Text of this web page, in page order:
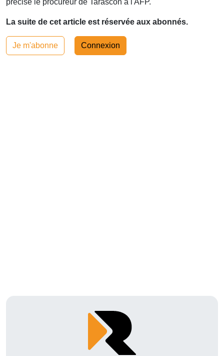
précisé le procureur de Tarascon à l'AFP.
La suite de cet article est réservée aux abonnés.
Je m'abonne Connexion